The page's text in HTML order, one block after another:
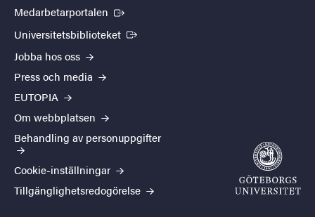
Medarbetarportalen (Extern länk)
Universitetsbiblioteket (Extern länk)
Jobba hos oss
Press och media
EUTOPIA
Om webbplatsen
Behandling av personuppgifter
Cookie-inställningar
Tillgänglighetsredogörelse